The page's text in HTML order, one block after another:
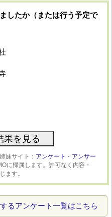
したか（または行う予定で
妹サイト： アンケート・アンサー
に帰属します。許可なく内容・
ます。
るアンケート一覧はこちら